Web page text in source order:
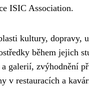
ISIC Association.
kultury, dopravy,
během jejich
galerií, zvýhodnění
v restauracích a